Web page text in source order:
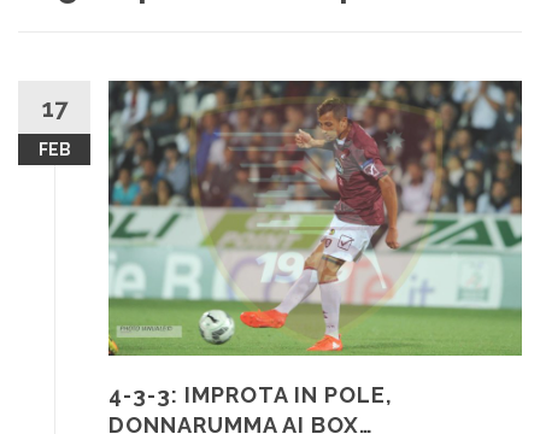
17
FEB
4-3-3: IMPROTA IN POLE,
DONNARUMMA AI BOX…